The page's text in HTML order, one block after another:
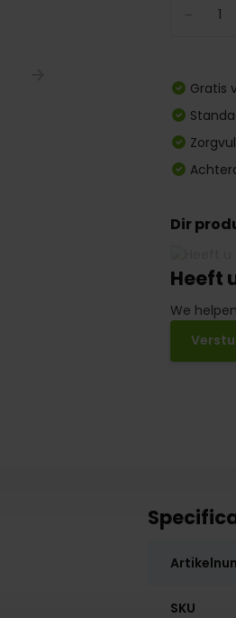
Gratis
Dir
Heeft
We
SKU